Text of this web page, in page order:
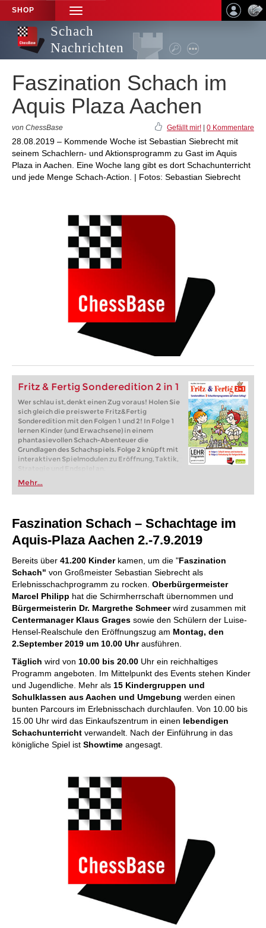
SHOP
TOGGLE
NAVIGATION
Schach
Nachrichten
Faszination Schach im
Aquis Plaza Aachen
von ChessBase Gefällt mir! 0 Kommentare
28.08.2019 – Kommende Woche ist Sebastian Siebrecht mit
seinem Schachlern- und Aktionsprogramm zu Gast im Aquis
Plaza in Aachen. Eine Woche lang gibt es dort Schachunterricht
und jede Menge Schach-Action. | Fotos: Sebastian Siebrecht
Fritz & Fertig Sonderedition 2 in 1
Wer schlau ist, denkt einen Zug voraus! Holen Sie
sich gleich die preiswerte Fritz&Fertig
Sonderedition mit den Folgen 1 und 2! In Folge 1
lernen Kinder (und Erwachsene) in einem
phantasievollen Schach-Abenteuer die
Grundlagen des Schachspiels. Folge 2 knüpft mit
interaktiven Spielmodulen zu Eröffnung, Taktik,
Strategie und Endspiel an.
Mehr...
Faszination Schach – Schachtage im
Aquis-Plaza Aachen 2.-7.9.2019
Bereits über 41.200 Kinderkamen, um die "Faszination
Schach" von Großmeister Sebastian Siebrecht als
Erlebnisschachprogramm zu rocken. Oberbürgermeister
Marcel Philipp hat die Schirmherrschaft übernommen und
Bürgermeisterin Dr. Margrethe Schmeerwird zusammen mit
Centermanager Klaus Gragessowie den Schülern der Luise-
Hensel-Realschule den Eröffnungszug am Montag, den
2.September 2019 um 10.00 Uhrausführen.
Täglich wird von 10.00 bis 20.00Uhr ein reichhaltiges
Programm angeboten. Im Mittelpunkt des Events stehen Kinder
und Jugendliche. Mehr als 15 Kindergruppen und
Schulklassen aus Aachen und Umgebung werden einen
bunten Parcours im Erlebnisschach durchlaufen. Von 10.00 bis
15.00 Uhr wird das Einkaufszentrum in einen lebendigen
Schachunterrichtverwandelt. Nach der Einführung in das
königliche Spiel ist Showtimeangesagt.